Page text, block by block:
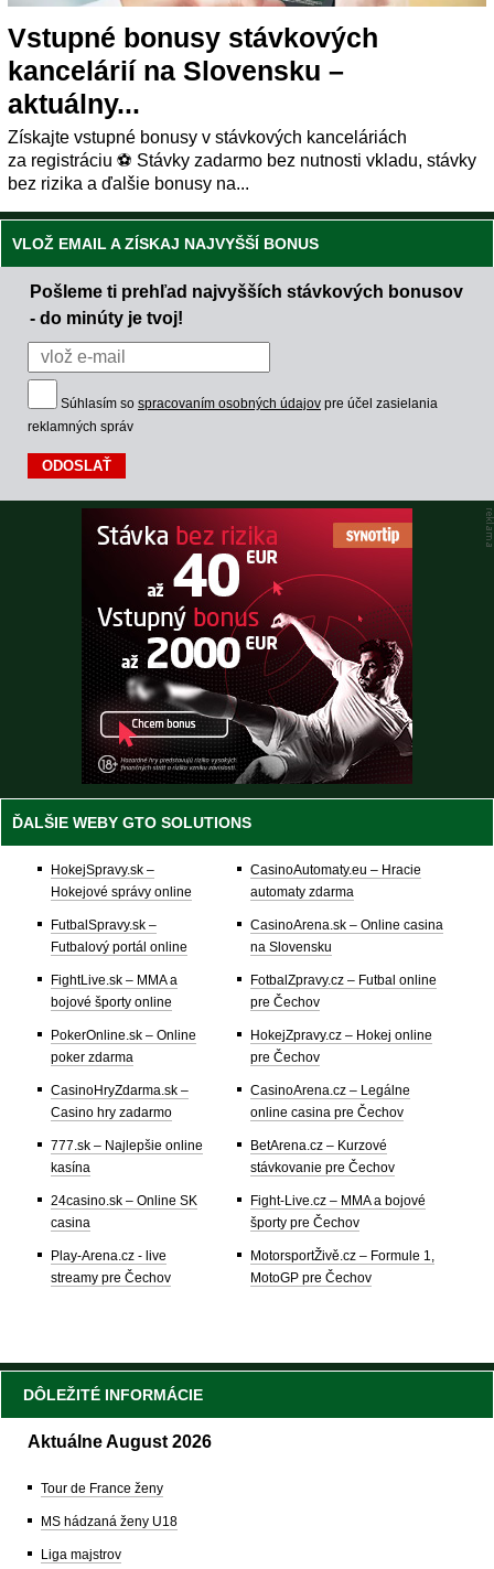
Vstupné bonusy stávkových
kancelárií na Slovensku –
aktuálny...
Získajte vstupné bonusy v stávkových kanceláriách
za registráciu ⚽ Stávky zadarmo bez nutnosti vkladu, stávky
bez rizika a ďalšie bonusy na...
VLOŽ EMAIL A ZÍSKAJ NAJVYŠŠÍ BONUS
Pošleme ti prehľad najvyšších stávkových bonusov
- do minúty je tvoj!
Súhlasím so spracovaním osobných údajov pre účel zasielania
reklamných správ
ĎALŠIE WEBY GTO SOLUTIONS
HokejSpravy.sk –
Hokejové správy online
FutbalSpravy.sk –
Futbalový portál online
FightLive.sk – MMA a
bojové športy online
PokerOnline.sk – Online
poker zdarma
CasinoHryZdarma.sk –
Casino hry zadarmo
777.sk – Najlepšie online
kasína
24casino.sk – Online SK
casina
Play-Arena.cz - live
streamy pre Čechov
CasinoAutomaty.eu – Hracie
automaty zdarma
CasinoArena.sk – Online casina
na Slovensku
FotbalZpravy.cz – Futbal online
pre Čechov
HokejZpravy.cz – Hokej online
pre Čechov
CasinoArena.cz – Legálne
online casina pre Čechov
BetArena.cz – Kurzové
stávkovanie pre Čechov
Fight-Live.cz – MMA a bojové
športy pre Čechov
MotorsportŽivě.cz – Formule 1,
MotoGP pre Čechov
DÔLEŽITÉ INFORMÁCIE
Aktuálne August 2026
Tour de France ženy
MS hádzaná ženy U18
Liga majstrov